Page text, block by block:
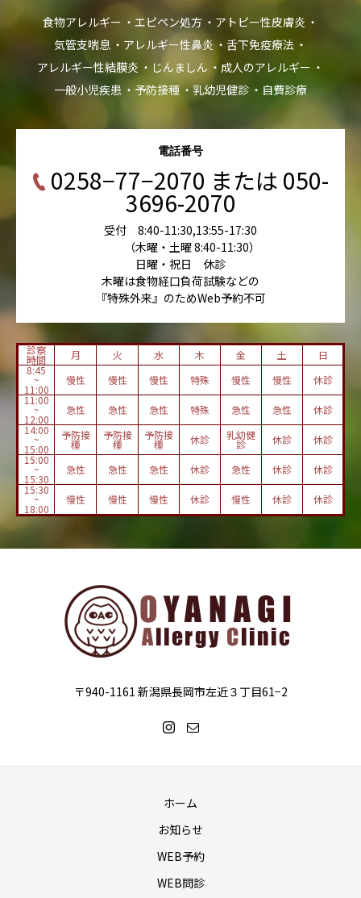
食物アレルギー エピペン処方
アトピー性皮膚炎
気管支喘息
アレルギー性鼻炎
舌下免疫療法
アレルギー性結膜炎
じんましん
成人のアレルギー
一般小児疾患
予防接種 乳幼児健診 自費診療
電話番号
0258−77−2070 または 050-
3696-2070
受付 8:40-11:30,13:55-17:30
（木曜・土曜 8:40-11:30）
日曜・祝日 休診
木曜は食物経口負荷試験などの
『特殊外来』のためWeb予約不可
診察
時間 月 火 水 木 金 土
日
8:45
~
11:00
慢性 慢性 慢性 特殊 慢性 慢性
休診
11:00
~
12:00
急性 急性 急性 特殊 急性 急性
休診
14:00
~
15:00
予防接
種
予防接
種
予防接
種 休診 乳幼健
診 休診
休診
15:00
~
15:30
急性 急性 急性 休診 急性 休診
休診
15:30
~
18:00
慢性 慢性 慢性 休診 慢性 休診 休診
〒940-1161 新潟県長岡市左近３丁目61−2
ホーム
お知らせ
WEB予約
WEB問診